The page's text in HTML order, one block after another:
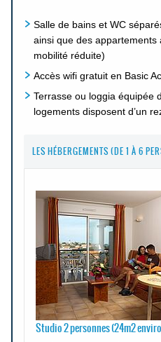
Salle de bains et WC
ainsi que des appartements
mobilité réduite)
Accès wifi gratuit en Basic
Terrasse ou loggia équipée
logements disposent d’un
LES HÉBERGEMENTS (DE 1 À 6
Studio 2 personnes (24m2